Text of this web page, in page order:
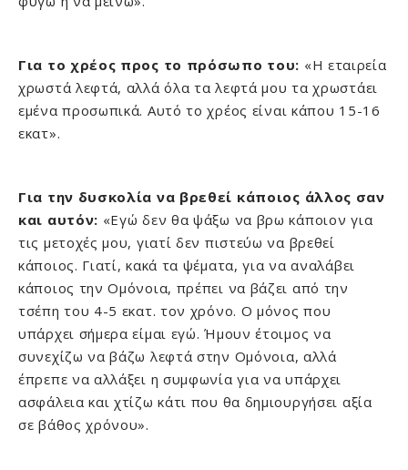
Για το χρέος προς το πρόσωπο του: «Η εταιρεία
χρωστά λεφτά, αλλά όλα τα λεφτά μου τα χρωστάει
εμένα προσωπικά. Αυτό το χρέος είναι κάπου 15-16
εκατ».
Για την δυσκολία να βρεθεί κάποιος άλλος σαν
και αυτόν: «Εγώ δεν θα ψάξω να βρω κάποιον για
τις μετοχές μου, γιατί δεν πιστεύω να βρεθεί
κάποιος. Γιατί, κακά τα ψέματα, για να αναλάβει
κάποιος την Ομόνοια, πρέπει να βάζει από την
τσέπη του 4-5 εκατ. τον χρόνο. Ο μόνος που
υπάρχει σήμερα είμαι εγώ. Ήμουν έτοιμος να
συνεχίζω να βάζω λεφτά στην Ομόνοια, αλλά
έπρεπε να αλλάξει η συμφωνία για να υπάρχει
ασφάλεια και χτίζω κάτι που θα δημιουργήσει αξία
σε βάθος χρόνου».